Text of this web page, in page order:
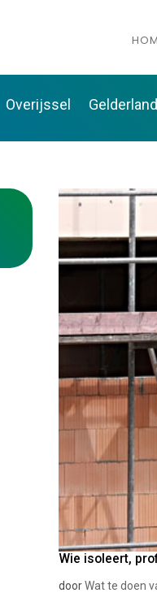
Overijssel Gelderland
Wie isoleert,
doorWat te doen